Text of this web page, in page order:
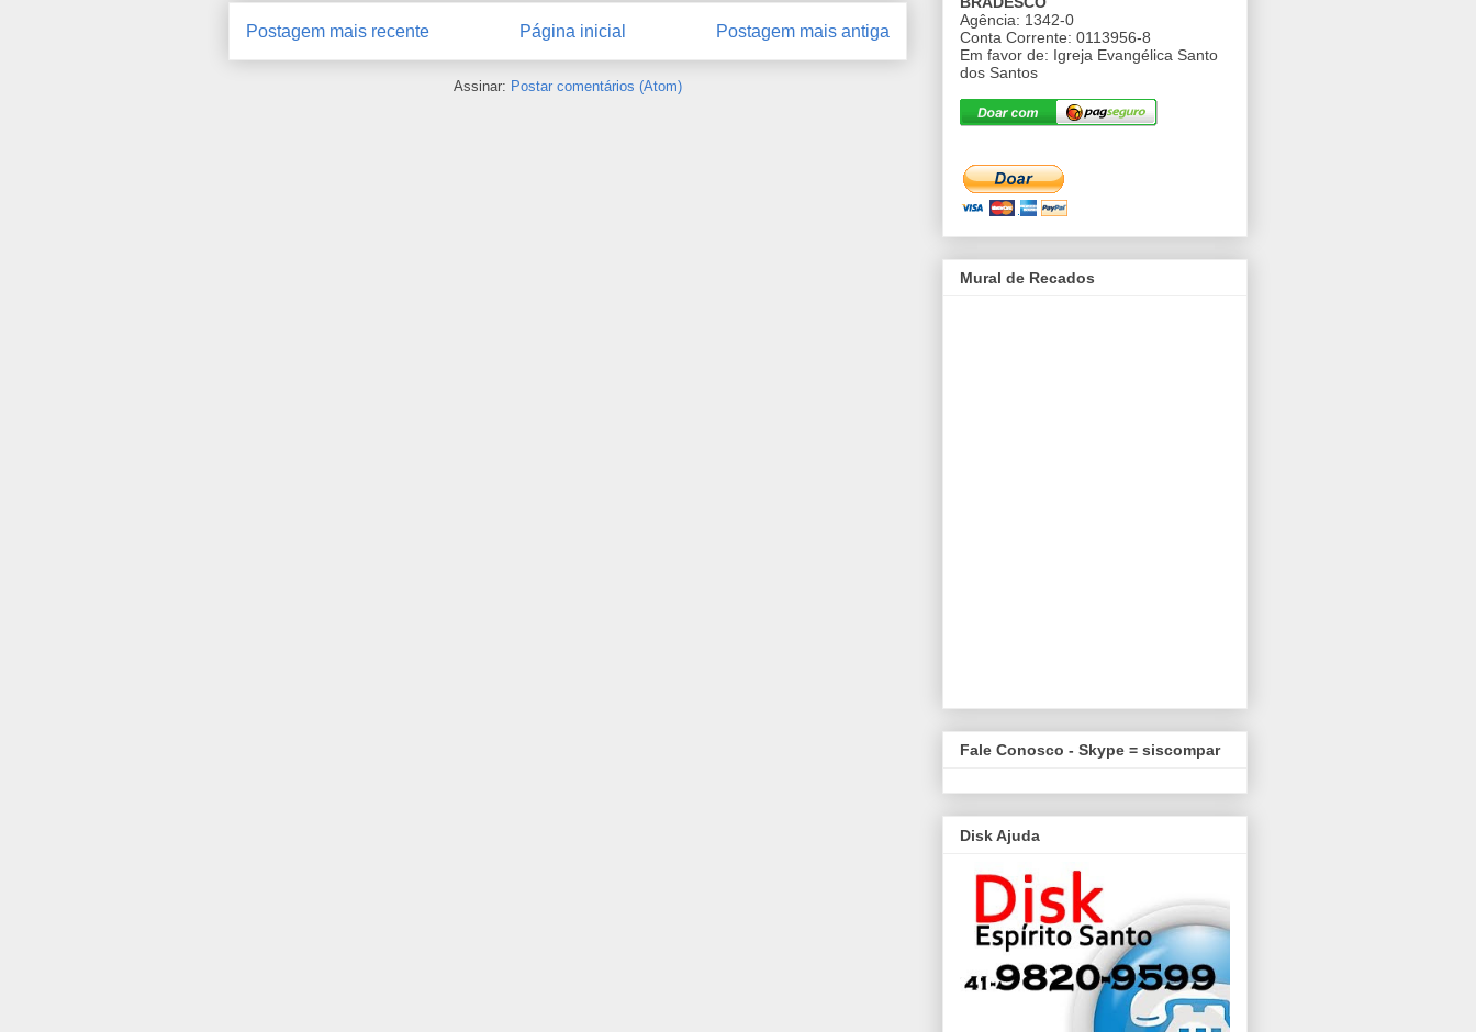
Postagem mais recente Postagem mais antiga
Página inicial
Assinar: Postar comentários (Atom)
Agência: 1342-0
Conta Corrente: 0113956-8
Em favor de: Igreja Evangélica Santo
dos Santos
Mural de Recados
Fale Conosco - Skype = siscompar
Disk Ajuda